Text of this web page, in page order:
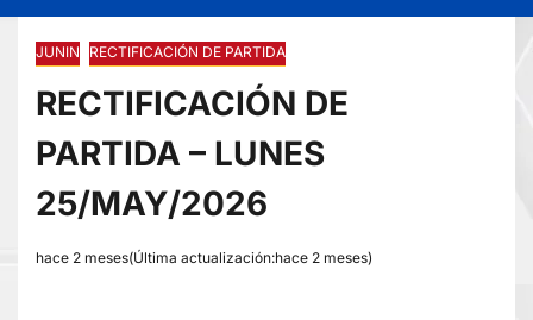
JUNIN RECTIFICACIÓN DE PARTIDA
RECTIFICACIÓN DE
PARTIDA – LUNES
25/MAY/2026
hace 2 meses(Última actualización:hace 2 meses)